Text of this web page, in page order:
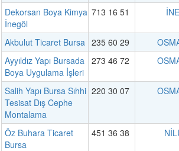
Dekorsan Boya Kimya
İnegöl
713 16 51
Akbulut Ticaret Bursa 235 60 29
Ayyıldız Yapı Bursada
Boya Uygulama İşleri
273 46 72
Salih Yapı Bursa Sıhhi
Tesisat Dış Cephe
Montalama
220 30 07
Öz Buhara Ticaret
Bursa
451 36 38